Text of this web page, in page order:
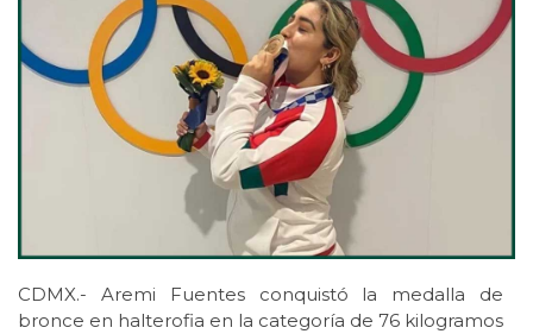
CDMX.- Aremi Fuentes conquistó la medalla de
bronce en halterofia en la categoría de 76 kilogramos